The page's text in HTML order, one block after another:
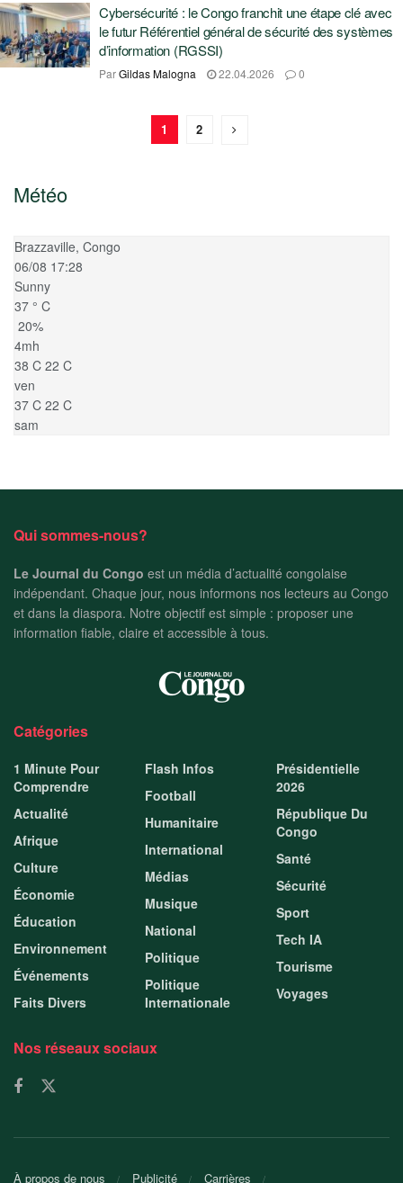
Cybersécurité : le Congo franchit une étape clé avec
le futur Référentiel général de sécurité des systèmes
d’information (RGSSI)
ParGildas Malogna 22.04.2026 0
1 2
Météo
Brazzaville, Congo
06/08 17:28
Sunny
37 ° C
20%
4mh
38 C 22 C
ven
37 C 22 C
sam
Qui sommes-nous?
Le Journal du Congo est un média d’actualité congolaise
indépendant. Chaque jour, nous informons nos lecteurs au Congo
et dans la diaspora. Notre objectif est simple : proposer une
information fiable, claire et accessible à tous.
Catégories
1 Minute Pour
Comprendre
Actualité
Afrique
Culture
Économie
Éducation
Environnement
Événements
Faits Divers
Flash Infos
Football
Humanitaire
International
Médias
Musique
National
Politique
Politique
Internationale
Présidentielle
2026
République Du
Congo
Santé
Sécurité
Sport
Tech IA
Tourisme
Voyages
Nos réseaux sociaux
À propos de nous Publicité Carrières